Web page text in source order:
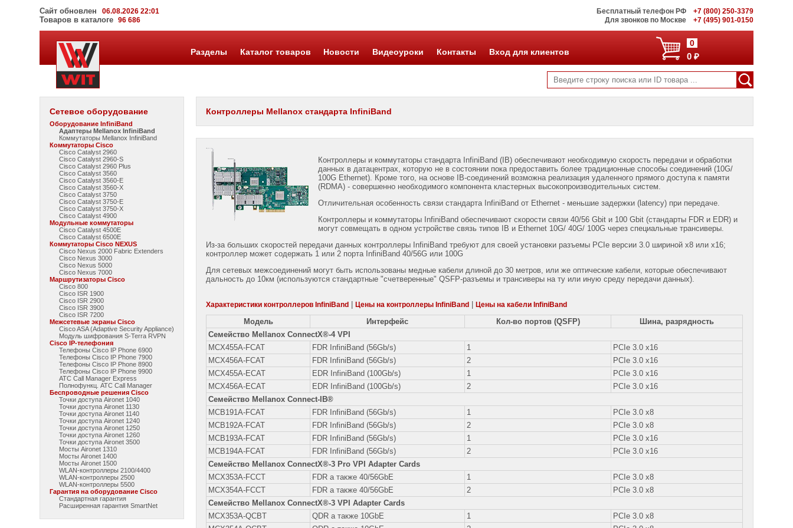
Сайт обновлен 06.08.2026 22:01
Товаров в каталоге96 686
Бесплатный телефон РФ
+7 (800) 250-3379
Для звонков по Москве
+7 (495) 901-0150
0
0 ₽
Разделы Каталог товаров Новости Видеоуроки Контакты Вход для клиентов
Сетевое оборудование
Оборудование InfiniBand
Адаптеры Mellanox InfiniBand
Коммутаторы Mellanox InfiniBand
Коммутаторы Cisco
Cisco Catalyst 2960
Cisco Catalyst 2960-S
Cisco Catalyst 2960 Plus
Cisco Catalyst 3560
Cisco Catalyst 3560-E
Cisco Catalyst 3560-X
Cisco Catalyst 3750
Cisco Catalyst 3750-E
Cisco Catalyst 3750-X
Cisco Catalyst 4900
Модульные коммутаторы
Cisco Catalyst 4500E
Cisco Catalyst 6500E
Коммутаторы Cisco NEXUS
Cisco Nexus 2000 Fabric Extenders
Cisco Nexus 3000
Cisco Nexus 5000
Cisco Nexus 7000
Маршрутизаторы Cisco
Cisco 800
Cisco ISR 1900
Cisco ISR 2900
Cisco ISR 3900
Cisco ISR 7200
Межсетевые экраны Cisco
Cisco ASA (Adaptive Security Appliance)
Модуль шифрования S-Terra RVPN
Cisco IP-телефония
Телефоны Cisco IP Phone 6900
Телефоны Cisco IP Phone 7900
Телефоны Cisco IP Phone 8900
Телефоны Cisco IP Phone 9900
АТС Call Manager Express
Полнофункц. АТС Call Manager
Беспроводные решения Cisco
Точки доступа Aironet 1040
Точки доступа Aironet 1130
Точки доступа Aironet 1140
Точки доступа Aironet 1240
Точки доступа Aironet 1250
Точки доступа Aironet 1260
Точки доступа Aironet 3500
Мосты Aironet 1310
Мосты Aironet 1400
Мосты Aironet 1500
WLAN-контроллеры 2100/4400
WLAN-контроллеры 2500
WLAN-контроллеры 5500
Гарантия на оборудование Cisco
Стандартная гарантия
Расширенная гарантия SmartNet
Контроллеры Mellanox стандарта InfiniBand
Контроллеры и коммутаторы стандарта InfiniBand (IB) обеспечивают необходимую скорость передачи и обработки
данных в датацентрах, которую не в состоянии пока предоставить более традиционные способы соединений (10G/
100G Ethernet). Кроме того, на основе IB-соединений возможна реализация удаленного прямого доступа к памяти
(RDMA) - совершенно необходимого компонента кластерных высокопроизводительных систем.
Отличительная особенность связи стандарта InfiniBand от Ethernet - меньшие задержки (latency) при передаче.
Контроллеры и коммутаторы InfiniBand обеспечивают скорости связи 40/56 Gbit и 100 Gbit (стандарты FDR и EDR) и
могут совмещать в одном устройстве связь типов IB и Ethernet 10G/ 40G/ 100G через специальные трансиверы.
Из-за больших скоростей передачи данных контроллеры InfiniBand требуют для своей установки разъемы PCIe версии 3.0 шириной x8 или x16;
контроллер может содержать 1 или 2 порта InfiniBand 40/56G или 100G
Для сетевых межсоединений могут быть использованы медные кабели длиной до 30 метров, или же оптические кабели, которые обеспечивают
дальность до 10км (используются стандартные "счетверенные" QSFP-разъемы и трансиверы на ту или иную среду передачи данных).
Характеристики контроллеров InfiniBand |Цены на контроллеры InfiniBand |Цены на кабели InfiniBand
Модель Интерфейс Кол-во портов (QSFP)
Шина, разрядность
Семейство Mellanox ConnectX®-4 VPI
MCX455A-FCAT
FDR InfiniBand (56Gb/s) 1
PCIe 3.0 x16
MCX456A-FCAT
FDR InfiniBand (56Gb/s) 2
PCIe 3.0 x16
MCX455A-ECAT
EDR InfiniBand (100Gb/s) 1
PCIe 3.0 x16
MCX456A-ECAT
EDR InfiniBand (100Gb/s) 2
PCIe 3.0 x16
Семейство Mellanox Connect-IB®
MCB191A-FCAT
FDR InfiniBand (56Gb/s) 1
PCIe 3.0 x8
MCB192A-FCAT
FDR InfiniBand (56Gb/s) 2
PCIe 3.0 x8
MCB193A-FCAT
FDR InfiniBand (56Gb/s) 1
PCIe 3.0 x16
MCB194A-FCAT
FDR InfiniBand (56Gb/s) 2
PCIe 3.0 x16
Семейство Mellanox ConnectX®-3 Pro VPI Adapter Cards
MCX353A-FCCT
FDR а также 40/56GbE 1
PCIe 3.0 x8
MCX354A-FCCT
FDR а также 40/56GbE 2
PCIe 3.0 x8
Семейство Mellanox ConnectX®-3 VPI Adapter Cards
MCX353A-QCBT
QDR а также 10GbE 1
PCIe 3.0 x8